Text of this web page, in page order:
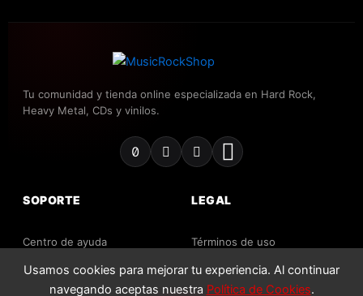
Tu comunidad y tienda online especializada en Hard Rock,
Heavy Metal, CDs y vinilos.
SOPORTE
Centro de ayuda
Contacto
LEGAL
Términos de uso
Política de privacidad
Usamos cookies para mejorar tu experiencia. Al continuar
navegando aceptas nuestra Política de Cookies.